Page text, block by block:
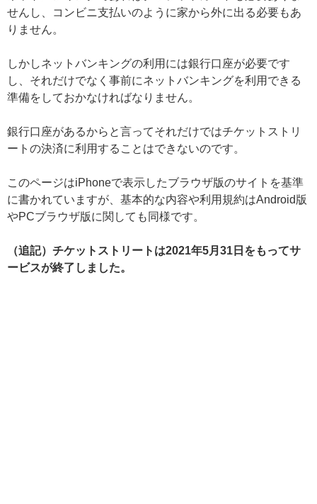
せんし、コンビニ支払いのように家から外に出る必要もあ
りません。
しかしネットバンキングの利用には銀行口座が必要です
し、それだけでなく事前にネットバンキングを利用できる
準備をしておかなければなりません。
銀行口座があるからと言ってそれだけではチケットストリ
ートの決済に利用することはできないのです。
このページはiPhoneで表示したブラウザ版のサイトを基準
に書かれていますが、基本的な内容や利用規約はAndroid版
やPCブラウザ版に関しても同様です。
（追記）チケットストリートは2021年5月31日をもってサ
ービスが終了しました。